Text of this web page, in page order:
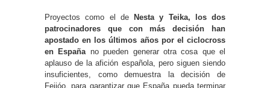
Proyectos como el de
Nesta y Teika, los dos
patrocinadores que con más decisión han
apostado en los últimos años por el ciclocross
en Españano pueden generar otra cosa que el
aplauso de la afición española, pero siguen siendo
insuficientes, como demuestra la decisión de
Feijóo, para garantizar que España pueda terminar